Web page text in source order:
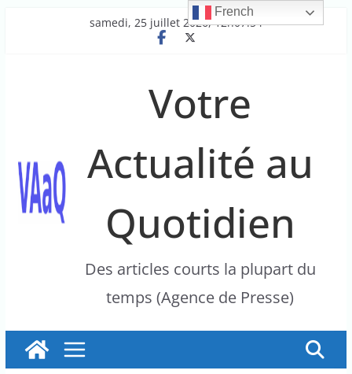
samedi, 25 juillet 2026, 12h07:54
Votre
Actualité au
Quotidien
Des articles courts la plupart du
temps (Agence de Presse)
French